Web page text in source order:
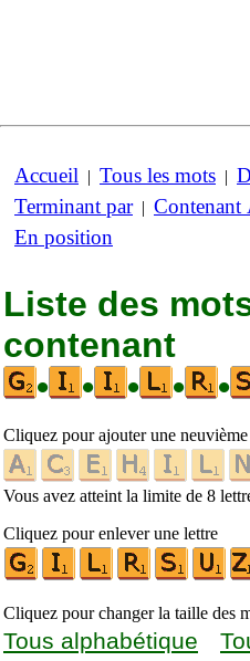
Accueil | Tous les mots |
Terminant par| Contenant
En position
Liste des
contenant
•
• • • •
Cliquez pour ajouter une
Vous avez atteint la limite de 8
Cliquez pour enlever une lettre
Cliquez pour changer la taille des
Tous alphabétique